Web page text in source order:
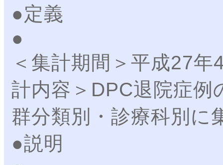
●定義
＜集計期間＞平成27
計内容＞DPC退院症
群分類別・診療科別に
●説明